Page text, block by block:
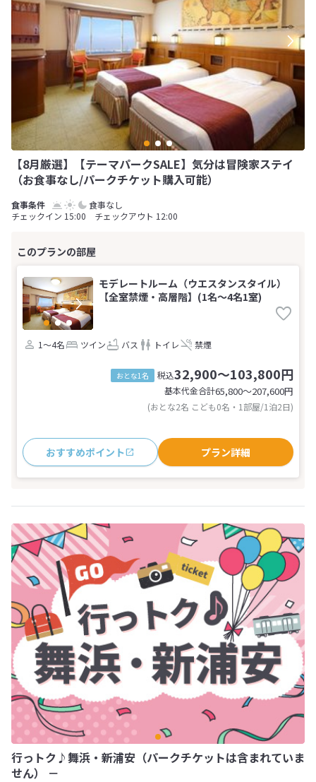
【8月厳選】【テーマパークSALE】気分は冒険家ステイ
（お食事なし/パークチケット購入可能）
食事なし
チェックイン 15:00 チェックアウト 12:00
モデレートルーム（ウエスタンスタイル）
【全室禁煙・高層階】(1名～4名1室)
1～4名 ツイン バス トイレ 禁煙
おとな1名 税込32,900～103,800円
基本代金合計65,800〜207,600円
(おとな2名 こども0名・1部屋/1泊2日)
おすすめポイント プラン詳細
行っトク♪舞浜・新浦安（パークチケットは含まれていま
せん） －